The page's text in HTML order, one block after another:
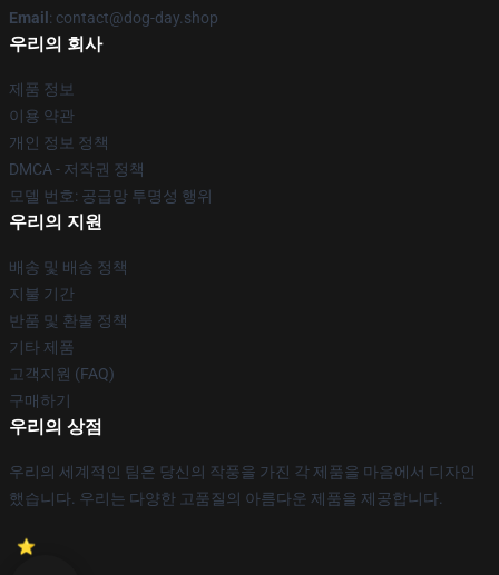
Email : contact@dog-day.shop
우리의 회사
제품 정보
이용 약관
개인 정보 정책
DMCA - 저작권 정책
모델 번호: 공급망 투명성 행위
우리의 지원
배송 및 배송 정책
지불 기간
반품 및 환불 정책
기타 제품
고객지원 (FAQ)
구매하기
우리의 상점
우리의 세계적인 팀은 당신의 작풍을 가진 각 제품을 마음에서 디자인
했습니다. 우리는 다양한 고품질의 아름다운 제품을 제공합니다.